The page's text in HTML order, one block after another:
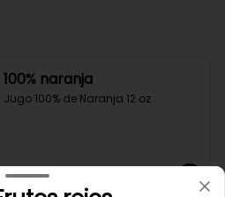
100% naranja
Jugo 100% de Naranja 12 oz
S/ 12.00